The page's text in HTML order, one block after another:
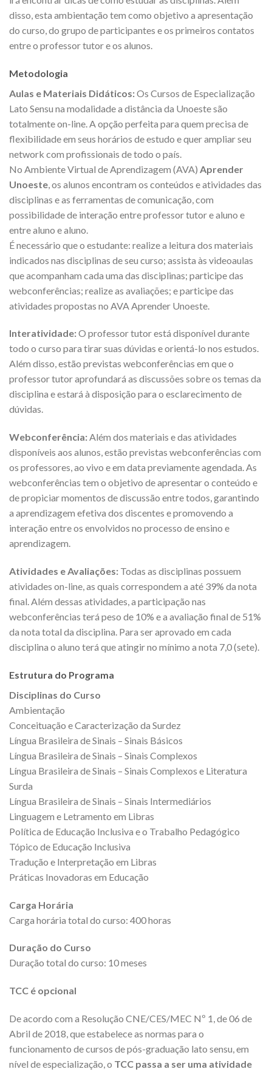
disso, esta ambientação tem como objetivo a apresentação
do curso, do grupo de participantes e os primeiros contatos
entre o professor tutor e os alunos.
Metodologia
Aulas e Materiais Didáticos:Os Cursos de Especialização
Lato Sensu na modalidade a distância da Unoeste são
totalmente on-line. A opção perfeita para quem precisa de
flexibilidade em seus horários de estudo e quer ampliar seu
network com profissionais de todo o país.
No Ambiente Virtual de Aprendizagem (AVA) Aprender
Unoeste , os alunos encontram os conteúdos e atividades das
disciplinas e as ferramentas de comunicação, com
possibilidade de interação entre professor tutor e aluno e
entre aluno e aluno.
É necessário que o estudante: realize a leitura dos materiais
indicados nas disciplinas de seu curso; assista às videoaulas
que acompanham cada uma das disciplinas; participe das
webconferências; realize as avaliações; e participe das
atividades propostas no AVA Aprender Unoeste.
Interatividade:O professor tutor está disponível durante
todo o curso para tirar suas dúvidas e orientá-lo nos estudos.
Além disso, estão previstas webconferências em que o
professor tutor aprofundará as discussões sobre os temas da
disciplina e estará à disposição para o esclarecimento de
dúvidas.
Webconferência:Além dos materiais e das atividades
disponíveis aos alunos, estão previstas webconferências com
os professores, ao vivo e em data previamente agendada. As
webconferências tem o objetivo de apresentar o conteúdo e
de propiciar momentos de discussão entre todos, garantindo
a aprendizagem efetiva dos discentes e promovendo a
interação entre os envolvidos no processo de ensino e
aprendizagem.
Atividades e Avaliações: Todas as disciplinas possuem
atividades on-line, as quais correspondem a até 39% da nota
final. Além dessas atividades, a participação nas
webconferências terá peso de 10% e a avaliação final de 51%
da nota total da disciplina. Para ser aprovado em cada
disciplina o aluno terá que atingir no mínimo a nota 7,0 (sete).
Estrutura do Programa
Disciplinas do Curso
Ambientação
Conceituação e Caracterização da Surdez
Língua Brasileira de Sinais – Sinais Básicos
Língua Brasileira de Sinais – Sinais Complexos
Língua Brasileira de Sinais – Sinais Complexos e Literatura
Surda
Língua Brasileira de Sinais – Sinais Intermediários
Linguagem e Letramento em Libras
Política de Educação Inclusiva e o Trabalho Pedagógico
Tópico de Educação Inclusiva
Tradução e Interpretação em Libras
Práticas Inovadoras em Educação
Carga Horária
Carga horária total do curso: 400 horas
Duração do Curso
Duração total do curso: 10 meses
TCC é opcional
De acordo com a Resolução CNE/CES/MEC Nº 1, de 06 de
Abril de 2018, que estabelece as normas para o
funcionamento de cursos de pós-graduação lato sensu, em
nível de especialização, o TCC passa a ser uma atividade